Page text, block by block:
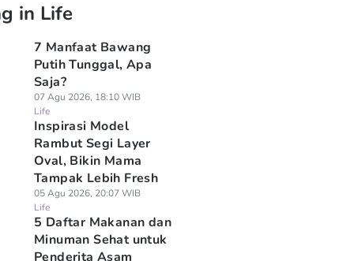
in Life
7 Manfaat Bawang
Putih Tunggal, Apa
Saja?
07 Agu 2026, 18:10 WIB
Life
Inspirasi Model
Rambut Segi Layer
Oval, Bikin Mama
Tampak Lebih Fresh
05 Agu 2026, 20:07 WIB
Life
5 Daftar Makanan dan
Minuman Sehat untuk
Penderita Asam